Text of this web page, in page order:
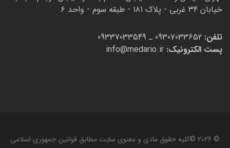
خیابان ۳۴ غربی - پلاک ۱۸۱ - طبقه سوم - واحد ۶
تلفن:
پست الکترونیک:
© 2026 ©کلیه حقوق مادی و معنوی سایت مطابق قوانین جمهوری اسلامی